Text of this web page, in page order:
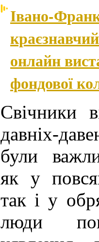
Івано-
онлайн
фондової
Свічники
давніх-
були
як у
так і у
люди